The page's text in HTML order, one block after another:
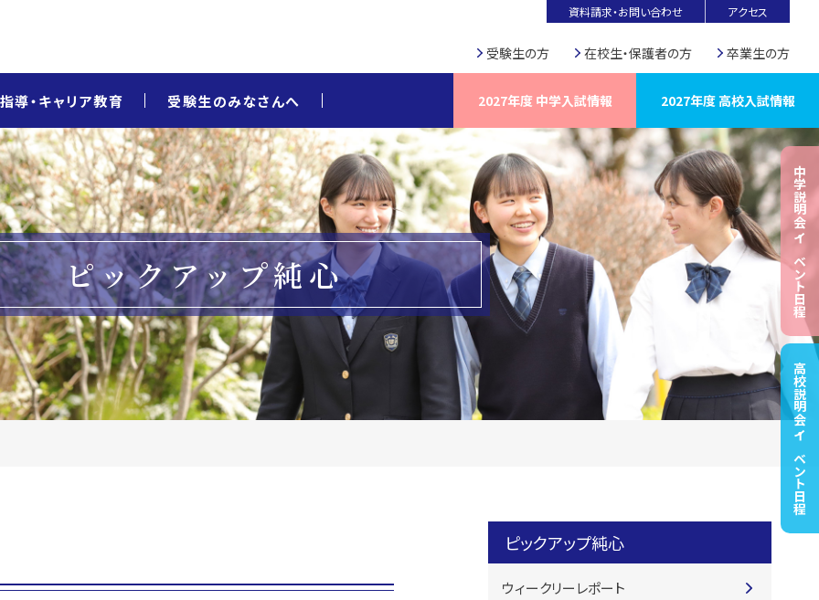
アクセス
資料請求・お問い合わせ
受験生の方 在校生・保護者の方 卒業生の方
導・キャリア教育 受験生のみなさんへ 2027年度 中学入試情報 2027年度 高校入試情報
中学説明会・イベント日程
高校説明会・イベント日程
ピックアップ純心
ピックアップ純心
ウィークリーレポート